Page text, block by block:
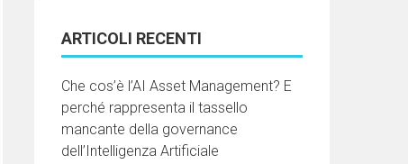
ARTICOLI RECENTI
Che cos’è l’AI Asset Management? E
perché rappresenta il tassello
mancante della governance
dell’Intelligenza Artificiale